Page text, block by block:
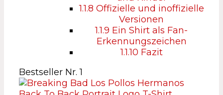
1.1.8 Offizielle und inoffizielle
Versionen
1.1.9 Ein Shirt als Fan-
Erkennungszeichen
1.1.10 Fazit
Bestseller Nr. 1